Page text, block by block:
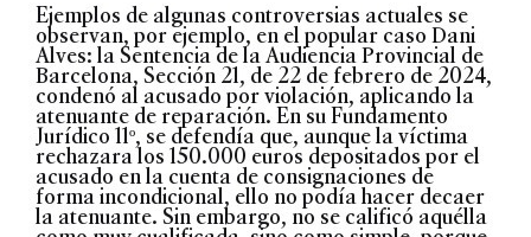
Ejemplos de algunas controversias actuales se
observan, por ejemplo, en el popular caso Dani
Alves: la Sentencia de la Audiencia Provincial de
Barcelona, Sección 21, de 22 de febrero de 2024,
condenó al acusado por violación, aplicando la
atenuante de reparación. En su Fundamento
Jurídico 11º, se defendía que, aunque la víctima
rechazara los 150.000 euros depositados por el
acusado en la cuenta de consignaciones de
forma incondicional, ello no podía hacer decaer
la atenuante. Sin embargo, no se calificó aquélla